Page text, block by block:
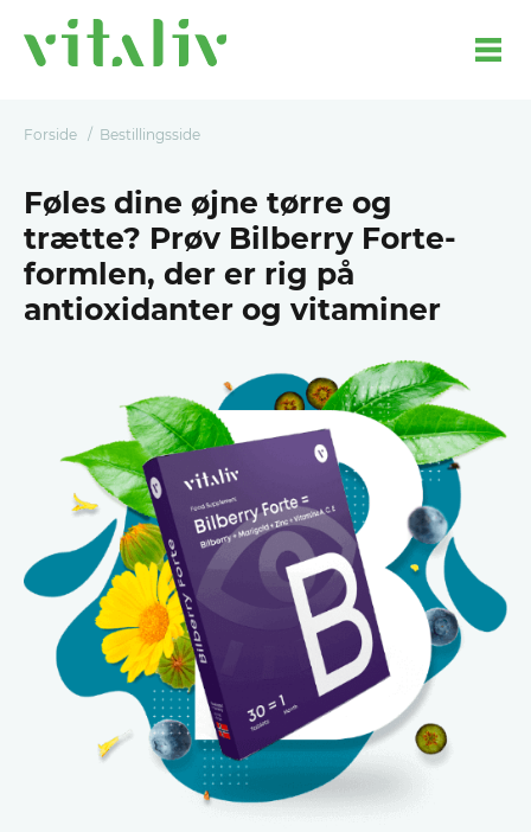
Forside Bestillingsside
Føles dine øjne tørre og
trætte? Prøv Bilberry Forte-
formlen, der er rig på
antioxidanter og vitaminer